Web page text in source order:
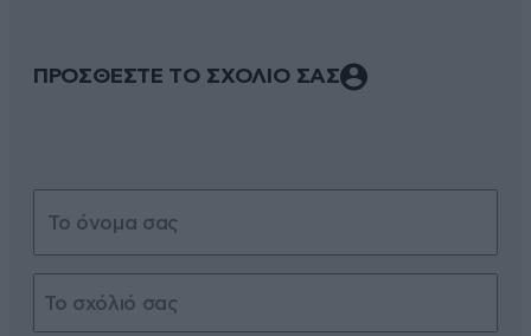
ΠΡΟΣΘΕΣΤΕ ΤΟ ΣΧΟΛΙΟ ΣΑΣ